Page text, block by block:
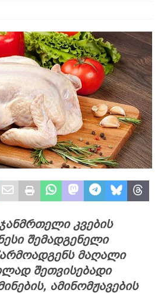
კვების
შემადგენელი
მაღალი
შეთვისებადი
ამინომჟავების